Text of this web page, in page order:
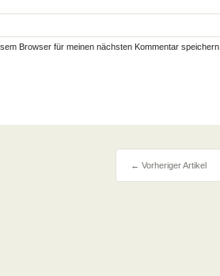
Browser für meinen nächsten Kommentar speichern.
← Vorheriger Artikel